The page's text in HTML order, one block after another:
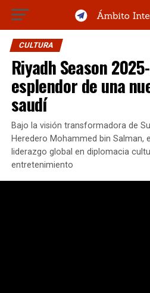
CULTURA
Riyadh Season
esplendor de una
saudí
Bajo la visión transformadora de
Heredero Mohammed bin Salman,
liderazgo global en diplomacia
entretenimiento